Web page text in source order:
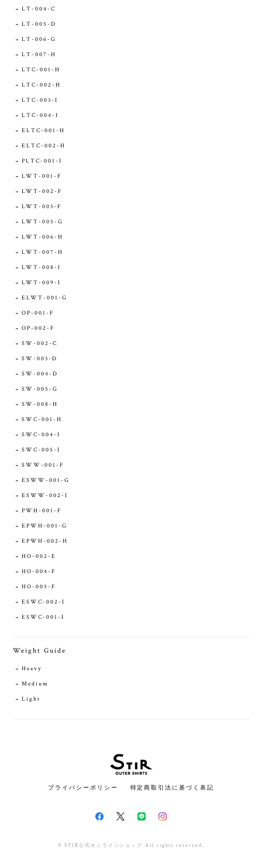
LT-004-C
LT-005-D
LT-006-G
LT-007-H
LTC-001-H
LTC-002-H
LTC-003-I
LTC-004-I
ELTC-001-H
ELTC-002-H
PLTC-001-I
LWT-001-F
LWT-002-F
LWT-003-F
LWT-005-G
LWT-006-H
LWT-007-H
LWT-008-I
LWT-009-I
ELWT-001-G
OP-001-F
OP-002-F
SW-002-C
SW-003-D
SW-004-D
SW-005-G
SW-008-H
SWC-001-H
SWC-004-I
SWC-005-I
SWW-001-F
ESWW-001-G
ESWW-002-I
PWH-001-F
EPWH-001-G
EPWH-002-H
HO-002-E
HO-004-F
HO-005-F
ESWC-002-I
ESWC-001-I
Weight Guide
Heavy
Medium
Light
プライバシーポリシー 特定商取引法に基づく表記
© STIR公式オンラインショップ All rights reserved.